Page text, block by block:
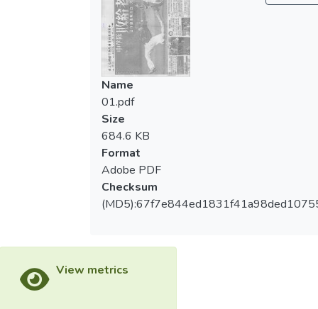
Name
01.pdf
Size
684.6 KB
Format
Adobe PDF
Checksum
View metrics